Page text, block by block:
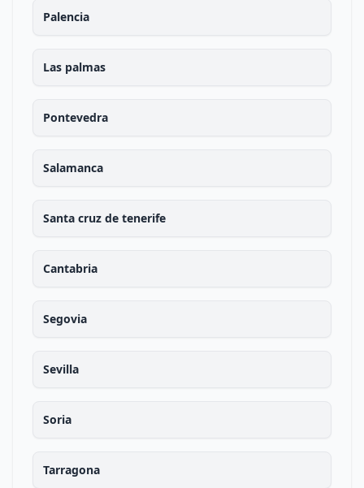
Palencia
Las palmas
Pontevedra
Salamanca
Santa cruz de tenerife
Cantabria
Segovia
Sevilla
Soria
Tarragona